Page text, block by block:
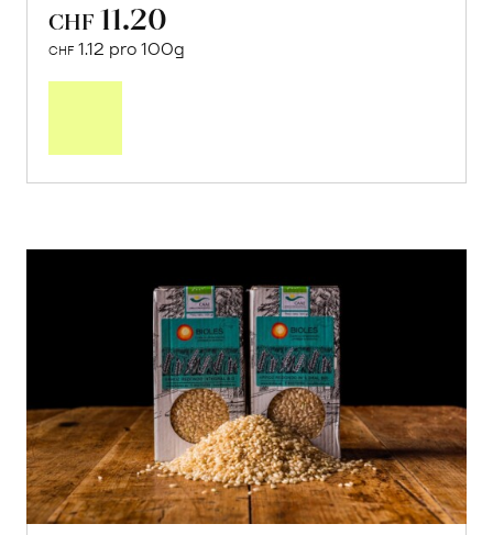
CHF 11.20
CHF 1.12 pro 100g